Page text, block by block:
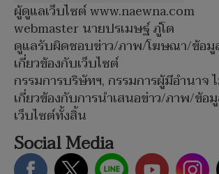
ผู้ดูแลเว็บไซต์ www.naewna.com
webmaster นายปรเมษฐ์ ภู่โต
ดูแลรับผิดชอบข่าว/ภาพ/โฆษณา/ข้อ
เกี่ยวข้องกับเว็บไซต์
กรรมการบริษัทฯ, กรรมการผู้มีอำนาจ
เกี่ยวข้องกับการนำเสนอข่าว/ภาพ/ข้อ
เว็บไซต์ทั้งสิ้น
Social Media